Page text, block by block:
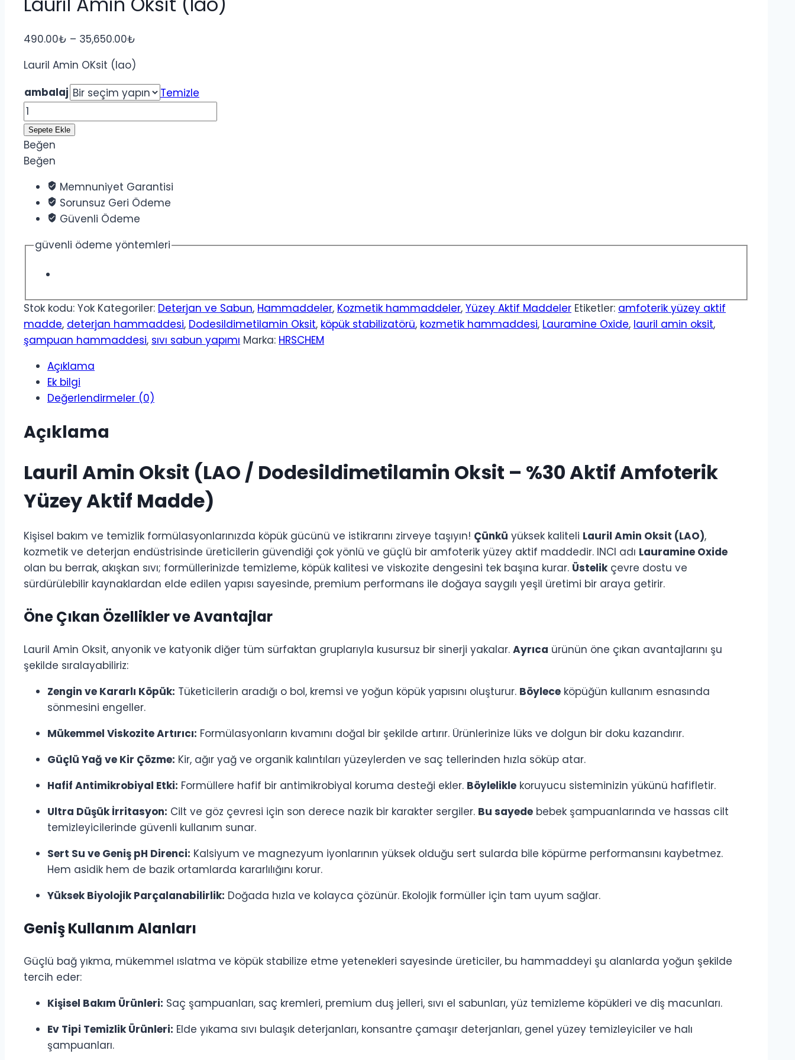
490.00₺ – 35,650.00₺
490.00₺
-
35,650.00₺
Lauril Amin OKsit (lao)
ambalaj
Temizle
Lauril
Amin
Oksit
(lao)
Sepete Ekle
Beğen
Beğen
Memnuniyet Garantisi
Sorunsuz Geri Ödeme
Güvenli Ödeme
güvenli ödeme yöntemleri
Stok kodu: Yok Kategoriler: Deterjan ve Sabun, Hammaddeler, Kozmetik hammaddeler, Yüzey Aktif Maddeler Etiketler: amfoterik yüzey aktif
madde, deterjan hammaddesi, Dodesildimetilamin Oksit, köpük stabilizatörü, kozmetik hammaddesi, Lauramine Oxide, lauril amin oksit,
şampuan hammaddesi, sıvı sabun yapımı Marka: HRSCHEM
Açıklama
Ek bilgi
Değerlendirmeler (0)
Açıklama
Lauril Amin Oksit (LAO / Dodesildimetilamin Oksit – %30 Aktif Amfoterik
Yüzey Aktif Madde)
Kişisel bakım ve temizlik formülasyonlarınızda köpük gücünü ve istikrarını zirveye taşıyın! Çünkü yüksek kaliteli Lauril Amin Oksit (LAO),
kozmetik ve deterjan endüstrisinde üreticilerin güvendiği çok yönlü ve güçlü bir amfoterik yüzey aktif maddedir. INCI adı Lauramine Oxide
olan bu berrak, akışkan sıvı; formüllerinizde temizleme, köpük kalitesi ve viskozite dengesini tek başına kurar. Üstelikçevre dostu ve
sürdürülebilir kaynaklardan elde edilen yapısı sayesinde, premium performans ile doğaya saygılı yeşil üretimi bir araya getirir.
Öne Çıkan Özellikler ve Avantajlar
Lauril Amin Oksit, anyonik ve katyonik diğer tüm sürfaktan gruplarıyla kusursuz bir sinerji yakalar. Ayrıca ürünün öne çıkan avantajlarını şu
şekilde sıralayabiliriz:
Zengin ve Kararlı Köpük: Tüketicilerin aradığı o bol, kremsi ve yoğun köpük yapısını oluşturur. Böylece köpüğün kullanım esnasında
sönmesini engeller.
Mükemmel Viskozite Artırıcı: Formülasyonların kıvamını doğal bir şekilde artırır. Ürünlerinize lüks ve dolgun bir doku kazandırır.
Güçlü Yağ ve Kir Çözme: Kir, ağır yağ ve organik kalıntıları yüzeylerden ve saç tellerinden hızla söküp atar.
Hafif Antimikrobiyal Etki: Formüllere hafif bir antimikrobiyal koruma desteği ekler. Böylelikle koruyucu sisteminizin yükünü hafifletir.
Ultra Düşük İrritasyon: Cilt ve göz çevresi için son derece nazik bir karakter sergiler. Bu sayede bebek şampuanlarında ve hassas cilt
temizleyicilerinde güvenli kullanım sunar.
Sert Su ve Geniş pH Direnci: Kalsiyum ve magnezyum iyonlarının yüksek olduğu sert sularda bile köpürme performansını kaybetmez.
Hem asidik hem de bazik ortamlarda kararlılığını korur.
Yüksek Biyolojik Parçalanabilirlik: Doğada hızla ve kolayca çözünür. Ekolojik formüller için tam uyum sağlar.
Geniş Kullanım Alanları
Güçlü bağ yıkma, mükemmel ıslatma ve köpük stabilize etme yetenekleri sayesinde üreticiler, bu hammaddeyi şu alanlarda yoğun şekilde
tercih eder:
Kişisel Bakım Ürünleri: Saç şampuanları, saç kremleri, premium duş jelleri, sıvı el sabunları, yüz temizleme köpükleri ve diş macunları.
Ev Tipi Temizlik Ürünleri: Elde yıkama sıvı bulaşık deterjanları, konsantre çamaşır deterjanları, genel yüzey temizleyiciler ve halı
şampuanları.